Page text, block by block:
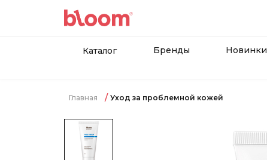
Каталог Бренды Новинки
Главная Уход за проблемной кожей